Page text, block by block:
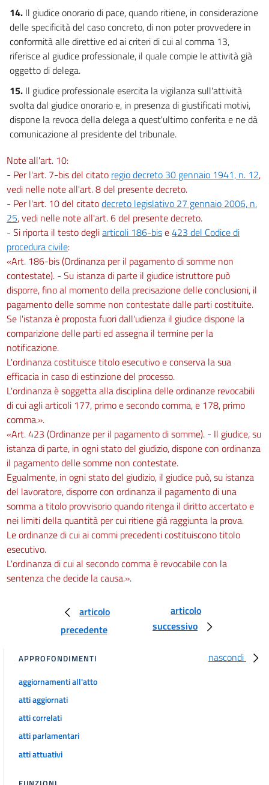
14. Il giudice onorario di pace, quando ritiene, in considerazione
delle specificità del caso concreto, di non poter provvedere in
conformità alle direttive ed ai criteri di cui al comma 13,
riferisce al giudice professionale, il quale compie le attività già
oggetto di delega.
15. Il giudice professionale esercita la vigilanza sull'attività
svolta dal giudice onorario e, in presenza di giustificati motivi,
dispone la revoca della delega a quest'ultimo conferita e ne dà
comunicazione al presidente del tribunale.
Note all'art. 10:
- Per l'art. 7-bis del citato regio decreto 30 gennaio 1941, n. 12,
vedi nelle note all'art. 8 del presente decreto.
- Per l'art. 10 del citatodecreto legislativo 27 gennaio 2006, n.
25, vedi nelle note all'art. 6 del presente decreto.
- Si riporta il testo degliarticoli 186-bise423 del Codice di
procedura civile:
«Art. 186-bis (Ordinanza per il pagamento di somme non
contestate). - Su istanza di parte il giudice istruttore può
disporre, fino al momento della precisazione delle conclusioni, il
pagamento delle somme non contestate dalle parti costituite.
Se l'istanza è proposta fuori dall'udienza il giudice dispone la
comparizione delle parti ed assegna il termine per la
notificazione.
L'ordinanza costituisce titolo esecutivo e conserva la sua
efficacia in caso di estinzione del processo.
L'ordinanza è soggetta alla disciplina delle ordinanze revocabili
di cui agli articoli 177, primo e secondo comma, e 178, primo
comma.».
«Art. 423 (Ordinanze per il pagamento di somme). - Il giudice, su
istanza di parte, in ogni stato del giudizio, dispone con ordinanza
il pagamento delle somme non contestate.
Egualmente, in ogni stato del giudizio, il giudice può, su istanza
del lavoratore, disporre con ordinanza il pagamento di una
somma a titolo provvisorio quando ritenga il diritto accertato e
nei limiti della quantità per cui ritiene già raggiunta la prova.
Le ordinanze di cui ai commi precedenti costituiscono titolo
esecutivo.
L'ordinanza di cui al secondo comma è revocabile con la
sentenza che decide la causa.».
articolo
precedente
articolo
successivo
nascondi
APPROFONDIMENTI
aggiornamenti all'atto
atti aggiornati
atti correlati
atti parlamentari
atti attuativi